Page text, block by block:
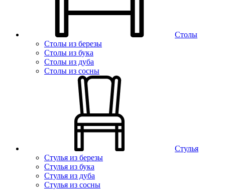
Столы
Столы из березы
Столы из бука
Столы из дуба
Столы из сосны
Стулья
Стулья из березы
Стулья из бука
Стулья из дуба
Стулья из сосны